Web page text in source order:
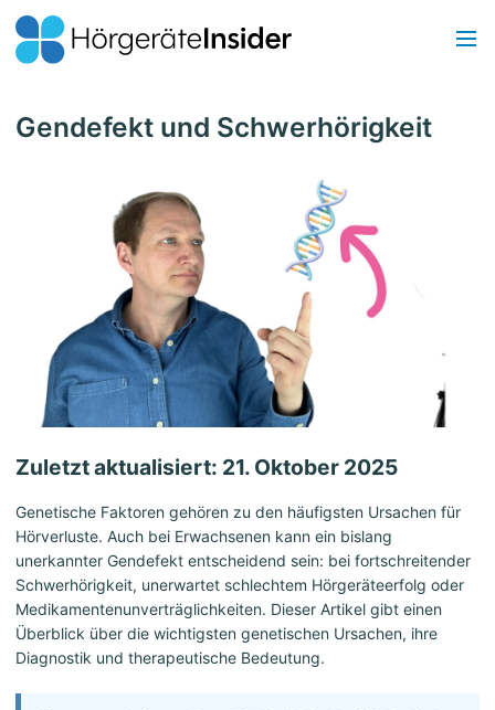
Gendefekt und Schwerhörigkeit
Zuletzt aktualisiert: 21. Oktober 2025
Genetische Faktoren gehören zu den häufigsten Ursachen für
Hörverluste. Auch bei Erwachsenen kann ein bislang
unerkannter Gendefekt entscheidend sein: bei fortschreitender
Schwerhörigkeit, unerwartet schlechtem Hörgeräteerfolg oder
Medikamentenunverträglichkeiten. Dieser Artikel gibt einen
Überblick über die wichtigsten genetischen Ursachen, ihre
Diagnostik und therapeutische Bedeutung.